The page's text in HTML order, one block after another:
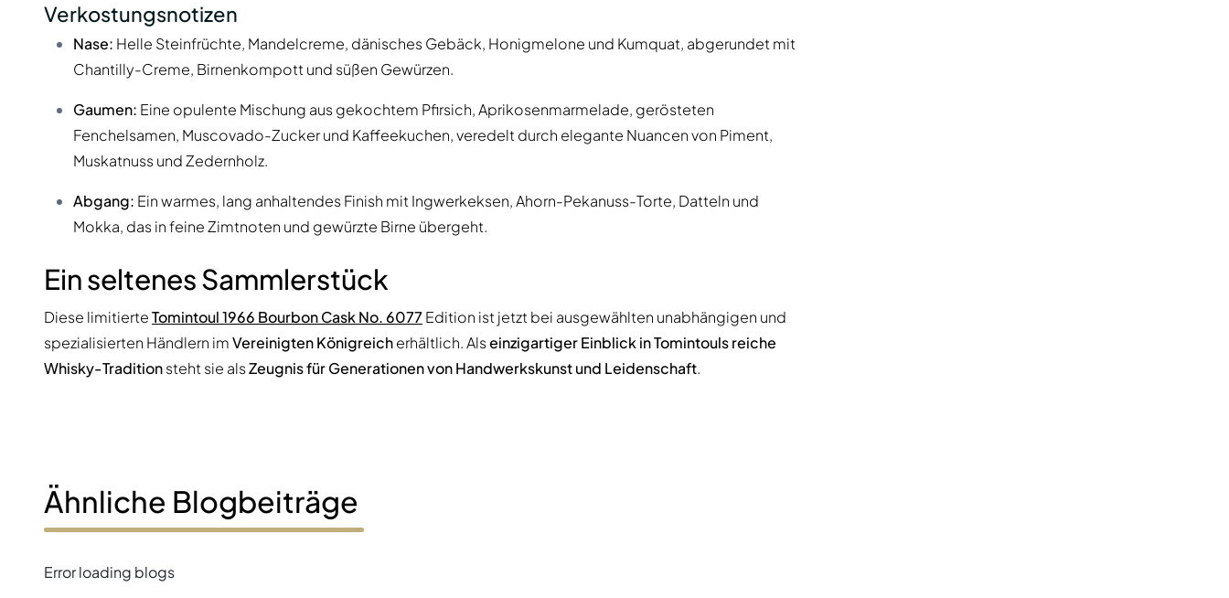
Verkostungsnotizen
Nase: Helle Steinfrüchte, Mandelcreme, dänisches Gebäck, Honigmelone und Kumquat, abgerundet mit
Chantilly-Creme, Birnenkompott und süßen Gewürzen.
Gaumen: Eine opulente Mischung aus gekochtem Pfirsich, Aprikosenmarmelade, gerösteten
Fenchelsamen, Muscovado-Zucker und Kaffeekuchen, veredelt durch elegante Nuancen von Piment,
Muskatnuss und Zedernholz.
Abgang: Ein warmes, lang anhaltendes Finish mit Ingwerkeksen, Ahorn-Pekanuss-Torte, Datteln und
Mokka, das in feine Zimtnoten und gewürzte Birne übergeht.
Ein seltenes Sammlerstück
Diese limitierteTomintoul 1966 Bourbon Cask No. 6077Edition ist jetzt bei ausgewählten unabhängigen und
spezialisierten Händlern imVereinigten Königreicherhältlich. Alseinzigartiger Einblick in Tomintouls reiche
Whisky-Traditionsteht sie alsZeugnis für Generationen von Handwerkskunst und Leidenschaft.
Ähnliche Blogbeiträge
Error loading blogs